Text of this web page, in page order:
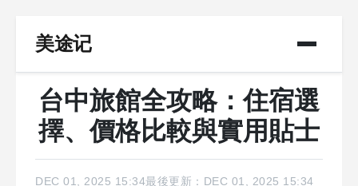
美途记
台中旅館全攻略：住宿選
擇、價格比較與實用貼士
DEC 01, 2025 15:34最後更新：DEC 01, 2025 15:34